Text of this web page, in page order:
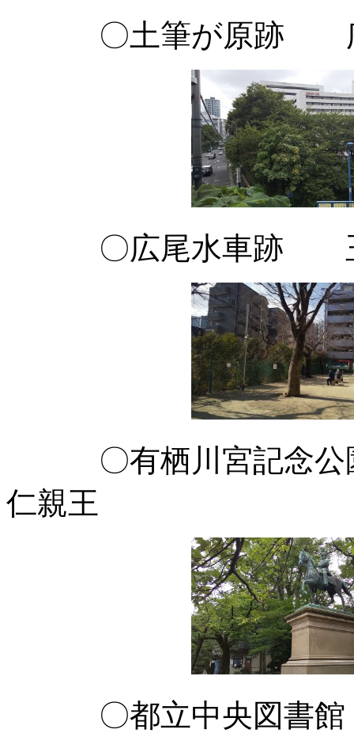
〇土筆が原跡
〇広尾水車跡 玉
〇有栖川宮記念公
仁親王
〇都立中央図書館